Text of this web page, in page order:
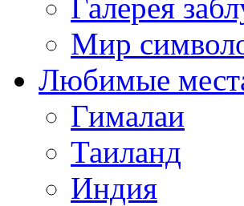
Галерея
Мир
Любимые
Гималаи
Таиланд
Индия